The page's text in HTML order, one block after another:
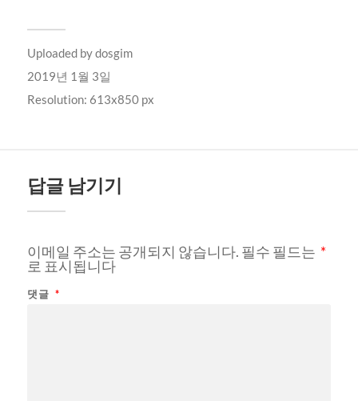
Uploaded bydosgim
2019년 1월 3일
Resolution: 613x850 px
답글 남기기
이메일 주소는 공개되지 않습니다. 필수 필드는 *
로 표시됩니다
댓글 *